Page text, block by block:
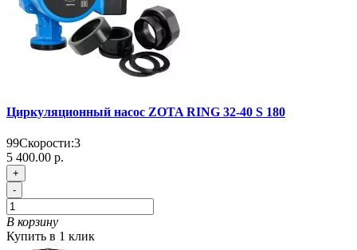
Циркуляционный насос ZOTA RING 32-40 S 180
99Скорости:3
5 400.00 р.
+
-
В корзину
Купить в 1 клик